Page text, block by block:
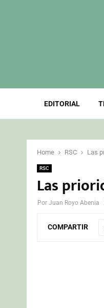
EDITORIAL
Home RSC Las
RSC
Las
Por Juan Royo Abenia
COMPARTIR